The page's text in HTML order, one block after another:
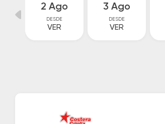
2 Ago
DESDE
VER
3 Ago
DESDE
VER